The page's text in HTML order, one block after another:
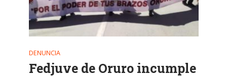
DENUNCIA
Fedjuve de Oruro incumple